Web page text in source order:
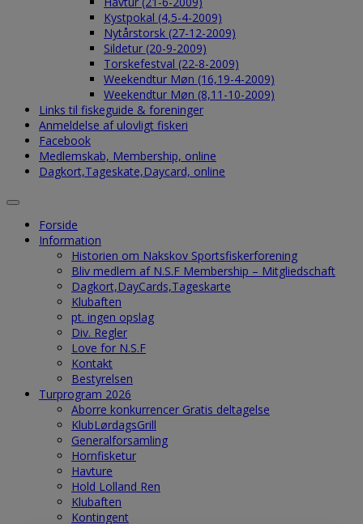
Kystpokal (4,5-4-2009)
Nytårstorsk (27-12-2009)
Sildetur (20-9-2009)
Torskefestval (22-8-2009)
Weekendtur Møn (16,19-4-2009)
Weekendtur Møn (8,11-10-2009)
Links til fiskeguide & foreninger
Anmeldelse af ulovligt fiskeri
Facebook
Medlemskab, Membership, online
Dagkort,Tageskate,Daycard, online
Forside
Information
Historien om Nakskov Sportsfiskerforening
Bliv medlem af N.S.F Membership – Mitgliedschaft
Dagkort,DayCards,Tageskarte
Klubaften
pt. ingen opslag
Div. Regler
Love for N.S.F
Kontakt
Bestyrelsen
Turprogram 2026
Aborre konkurrencer Gratis deltagelse
KlubLørdagsGrill
Generalforsamling
Hornfisketur
Havture
Hold Lolland Ren
Klubaften
Kontingent